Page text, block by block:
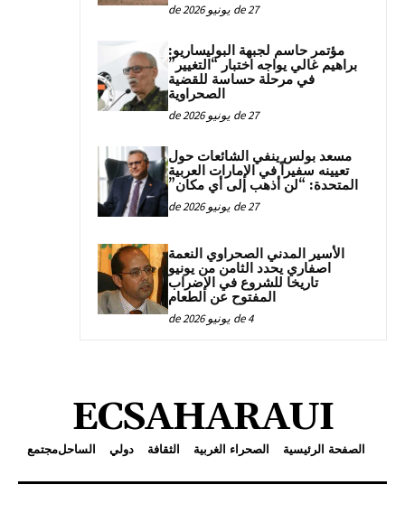
27 de يونيو de 2026
مؤتمر حاسم لجبهة البوليساريو:
براهيم غالي يواجه اختبار “التغيير”
في مرحلة حساسة للقضية
الصحراوية
27 de يونيو de 2026
مسعد بولس ينفي الشائعات حول
تعيينه سفيراً في الإمارات العربية
المتحدة: “لن أذهب إلى أي مكان”
27 de يونيو de 2026
الأسير المدني الصحراوي النعمة
اصفاري يحدد الثامن من يونيو
تاريخا للشروع في الإضراب
المفتوح عن الطعام
4 de يونيو de 2026
ECSAHARAUI
الصفحة الرئيسية الصحراء الغربية الثقافة دولي الساحلمجتمع